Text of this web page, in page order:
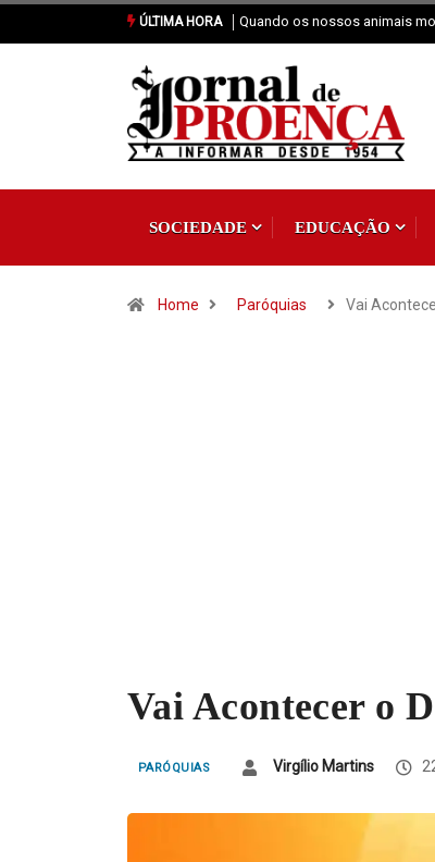
ÚLTIMA HORA Vai Acontecer XIX Domingo
SOCIEDADE EDUCAÇÃO
Home Paróquias Vai
Vai Acontecer o
PARÓQUIAS Virgílio Martins